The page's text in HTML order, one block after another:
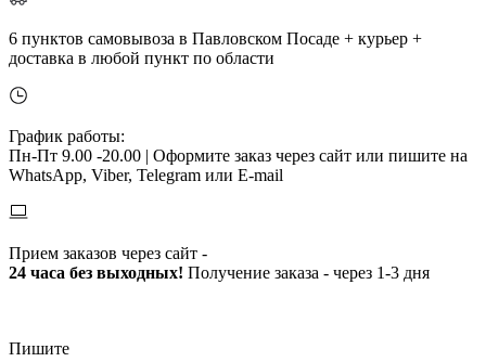
6 пунктов самовывоза в Павловском Посаде + курьер +
доставка в любой пункт по области
График работы:
Пн-Пт 9.00 -20.00 | Оформите заказ через сайт или пишите на
WhatsApp, Viber, Telegram или E-mail
Прием заказов через сайт -
24 часа без выходных! Получение заказа - через 1-3 дня
Пишите